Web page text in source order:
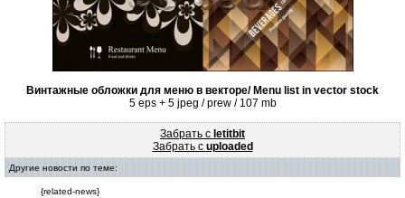
Винтажные обложки для меню в векторе/ Menu list in vector stock
5 eps + 5 jpeg / prew / 107 mb
Забрать с letitbit
Забрать с uploaded
Другие новости по теме:
{related-news}